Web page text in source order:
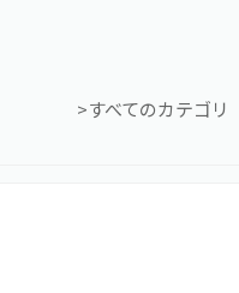
>すべてのカテゴリ